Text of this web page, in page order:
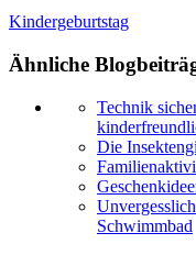
Kindergeburtstag
Ähnliche
Technik
Die
Schwimmbad